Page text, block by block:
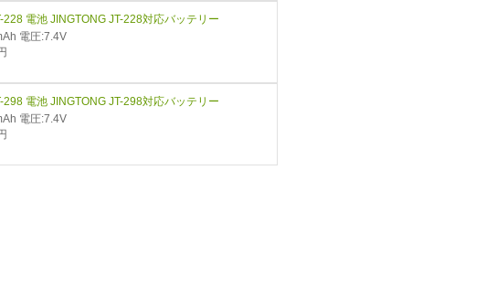
228 電池 JINGTONG JT-228対応バッテリー
電圧:7.4V
298 電池 JINGTONG JT-298対応バッテリー
電圧:7.4V